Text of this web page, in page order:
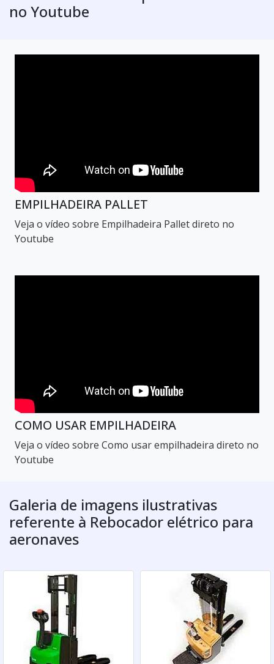
no Youtube
EMPILHADEIRA PALLET
Veja o vídeo sobre Empilhadeira Pallet direto no
Youtube
COMO USAR EMPILHADEIRA
Veja o vídeo sobre Como usar empilhadeira direto no
Youtube
Galeria de imagens ilustrativas
referente à Rebocador elétrico para
aeronaves